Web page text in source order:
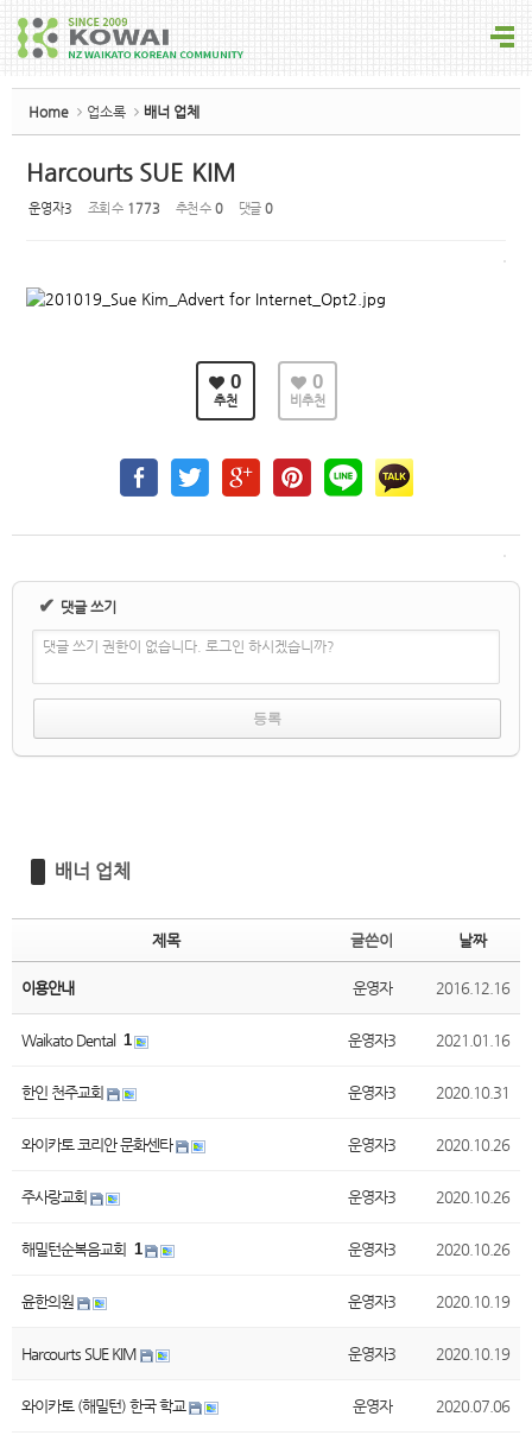
Home 업소록 배너 업체
Harcourts SUE KIM
운영자3 조회 수 1773 추천 수 0 댓글 0
0
추천
0
비추천
✔ 댓글 쓰기
댓글 쓰기 권한이 없습니다. 로그인 하시겠습니까?
배너 업체
제목 글쓴이 날짜
이용안내 운영자 2016.12.16
Waikato Dental 1 운영자3 2021.01.16
한인 천주교회 운영자3 2020.10.31
와이카토 코리안 문화센타 운영자3 2020.10.26
주사랑교회 운영자3 2020.10.26
해밀턴순복음교회 1 운영자3 2020.10.26
윤한의원 운영자3 2020.10.19
Harcourts SUE KIM 운영자3 2020.10.19
와이카토 (해밀턴) 한국 학교 운영자 2020.07.06
Sketchbook5, 스케치북5